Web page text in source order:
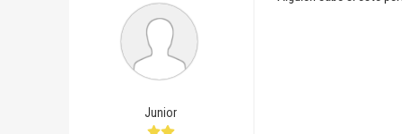
Junior